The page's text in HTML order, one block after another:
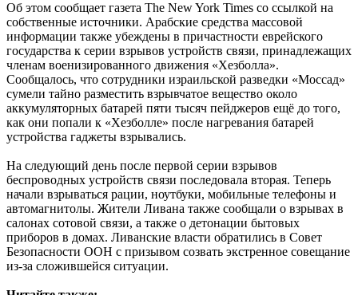
Об этом сообщает газета The New York Times со ссылкой на
собственные источники. Арабские средства массовой
информации также убеждены в причастности еврейского
государства к серии взрывов устройств связи, принадлежащих
членам военизированного движения «Хезболла».
Сообщалось, что сотрудники израильской разведки «Моссад»
сумели тайно разместить взрывчатое вещество около
аккумуляторных батарей пяти тысяч пейджеров ещё до того,
как они попали к «Хезболле» после нагревания батарей
устройства гаджеты взрывались.
На следующий день после первой серии взрывов
беспроводных устройств связи последовала вторая. Теперь
начали взрываться рации, ноутбуки, мобильные телефоны и
автомагнитолы. Жители Ливана также сообщали о взрывах в
салонах сотовой связи, а также о детонации бытовых
приборов в домах. Ливанские власти обратились в Совет
Безопасности ООН с призывом созвать экстренное совещание
из-за сложившейся ситуации.